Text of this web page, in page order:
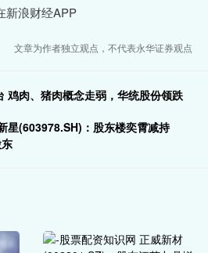
新浪财经APP
文章为作者独立观点，不代表永华证券观点
鸡肉、猪肉概念走弱，华统股份领跌
星(603978.SH)：股东楼奕霄减持